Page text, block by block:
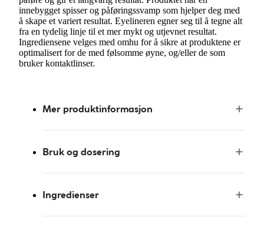
innebygget spisser og påføringssvamp som hjelper deg med
å skape et variert resultat. Eyelineren egner seg til å tegne alt
fra en tydelig linje til et mer mykt og utjevnet resultat.
Ingrediensene velges med omhu for å sikre at produktene er
optimalisert for de med følsomme øyne, og/eller de som
bruker kontaktlinser.
Mer produktinformasjon
Bruk og dosering
Ingredienser